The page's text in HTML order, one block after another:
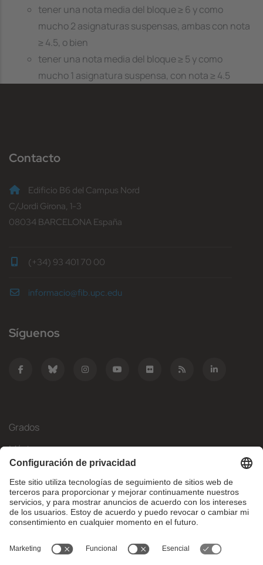
tener una nota media del bloque ≥ 6 y como
mucho 2 asignaturas suspensas, ambas con nota
≥ 4.5, o bien
tener una nota media del bloque ≥ 5 y como
mucho 1 asignatura suspensa, con nota ≥ 4.5
Contacto
Edificio B6 del Campus Nord
C/Jordi Girona, 1-3
08034 BARCELONA España
(+34) 93 401 70 00
informacio@fib.upc.edu
Síguenos
Grados
Másteres
Movilidad Internacional
Investigación
Empresa
¿Qué necesitas?